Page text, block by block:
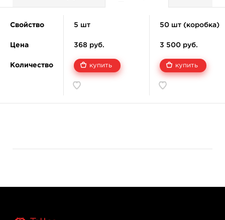
Свойство
Цена
Количество
5 шт
368 руб.
купить
50 шт (коробка)
3 500 руб.
купить